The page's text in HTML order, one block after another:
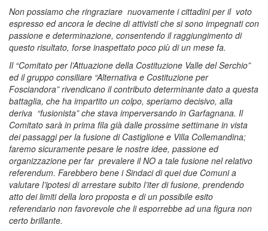
Non possiamo che ringraziare nuovamente i cittadini per il voto
espresso ed ancora le decine di attivisti che si sono impegnati con
passione e determinazione, consentendo il raggiungimento di
questo risultato, forse inaspettato poco più di un mese fa.
Il “Comitato per l’Attuazione della Costituzione Valle del Serchio”
ed il gruppo consiliare “Alternativa e Costituzione per
Fosciandora” rivendicano il contributo determinante dato a questa
battaglia, che ha impartito un colpo, speriamo decisivo, alla
deriva “fusionista” che stava imperversando in Garfagnana. Il
Comitato sarà in prima fila già dalle prossime settimane in vista
dei passaggi per la fusione di Castiglione e Villa Collemandina;
faremo sicuramente pesare le nostre idee, passione ed
organizzazione per far prevalere il NO a tale fusione nel relativo
referendum. Farebbero bene i Sindaci di quei due Comuni a
valutare l’ipotesi di arrestare subito l’iter di fusione, prendendo
atto dei limiti della loro proposta e di un possibile esito
referendario non favorevole che li esporrebbe ad una figura non
certo brillante.